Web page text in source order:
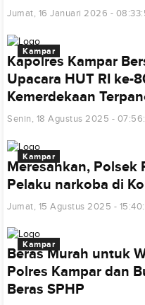
Jumat, 16 Januari 2026 -
Kampar
Kapolres Kampar
Upacara HUT RI ke-
Kemerdekaan
Senin, 18 Agustus 2025 -
Kampar
Meresahkan, Polsek
Pelaku narkoba di
Jumat, 15 Agustus 2025 -
Kampar
Beras Murah untuk
Polres Kampar dan
Beras SPHP